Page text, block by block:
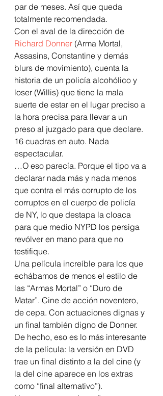
par de meses. Así que queda
totalmente recomendada.
Con el aval de la dirección de
Richard Donner (Arma Mortal,
Assasins, Constantine y demás
blurs de movimiento), cuenta la
historia de un policía alcohólico y
loser (Willis) que tiene la mala
suerte de estar en el lugar preciso a
la hora precisa para llevar a un
preso al juzgado para que declare.
16 cuadras en auto. Nada
espectacular.
…O eso parecía. Porque el tipo va a
declarar nada más y nada menos
que contra el más corrupto de los
corruptos en el cuerpo de policía
de NY, lo que destapa la cloaca
para que medio NYPD los persiga
revólver en mano para que no
testifique.
Una película increíble para los que
echábamos de menos el estilo de
las “Armas Mortal” o “Duro de
Matar”. Cine de acción noventero,
de cepa. Con actuaciones dignas y
un final también digno de Donner.
De hecho, eso es lo más interesante
de la película: la versión en DVD
trae un final distinto a la del cine (y
la del cine aparece en los extras
como “final alternativo”).